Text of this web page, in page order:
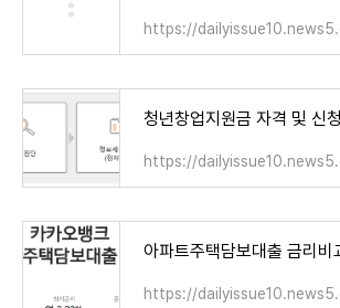
https://
청년창업지원금 자격 및 신
https://
아파트주택담보대출 금리
https://